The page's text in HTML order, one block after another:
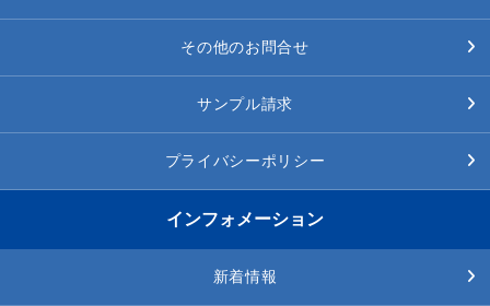
その他のお問合せ
サンプル請求
プライバシーポリシー
インフォメーション
新着情報